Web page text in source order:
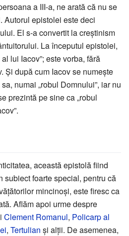
a III-a, ne arată că nu se
Autorul epistolei este deci
El s-a convertit la creştinism
La începutul epistolei,
lui Iacov”; este vorba, fără
Şi după cum Iacov se numeşte
numai „robul Domnului”, iar nu
prezintă pe sine ca „robul
această epistolă fiind
subiect foarte special, pentru că
mincinoşi, este firesc ca
Aflăm apoi urme despre
Clement Romanul, Policarp al
, Tertulian şi alţii. De asemenea,